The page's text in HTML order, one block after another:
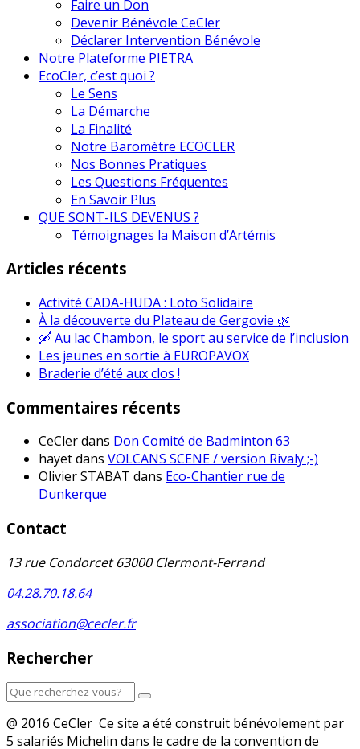
Faire un Don
Devenir Bénévole CeCler
Déclarer Intervention Bénévole
Notre Plateforme PIETRA
EcoCler, c’est quoi ?
Le Sens
La Démarche
La Finalité
Notre Baromètre ECOCLER
Nos Bonnes Pratiques
Les Questions Fréquentes
En Savoir Plus
QUE SONT-ILS DEVENUS ?
Témoignages la Maison d’Artémis
Articles récents
Activité CADA-HUDA : Loto Solidaire
À la découverte du Plateau de Gergovie 🌿
🛶 Au lac Chambon, le sport au service de l’inclusion
Les jeunes en sortie à EUROPAVOX
Braderie d’été aux clos !
Commentaires récents
CeClerdans Don Comité de Badminton 63
hayetdans VOLCANS SCENE / version Rivaly ;-)
Olivier STABAT dans Eco-Chantier rue de
Dunkerque
Contact
13 rue Condorcet 63000 Clermont-Ferrand
04.28.70.18.64
association@cecler.fr
Rechercher
@ 2016 CeCler Ce site a été construit bénévolement par
5 salariés Michelin dans le cadre de la convention de